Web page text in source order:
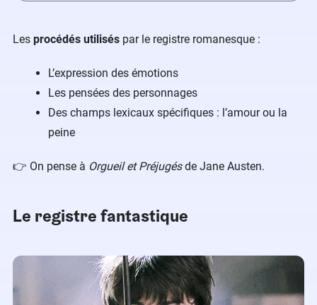
Les procédés utilisés par le registre romanesque :
L’expression des émotions
Les pensées des personnages
Des champs lexicaux spécifiques : l’amour ou la
peine
👉 On pense à Orgueil et Préjugésde Jane Austen.
Le registre fantastique